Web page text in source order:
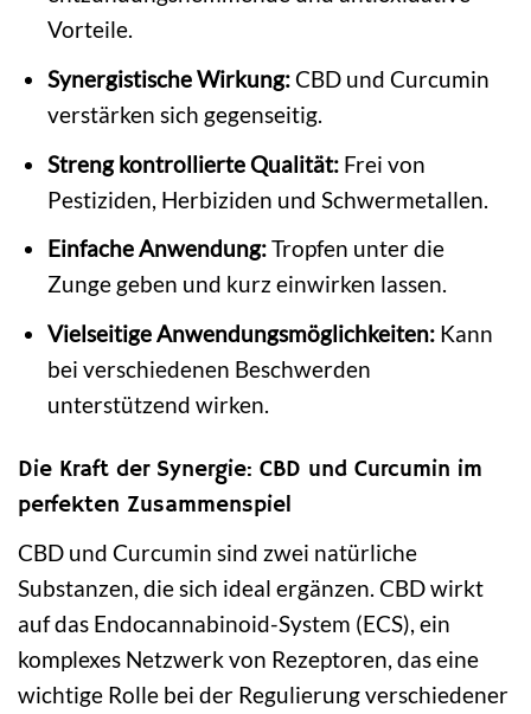
Vorteile.
Synergistische Wirkung:CBD und Curcumin
verstärken sich gegenseitig.
Streng kontrollierte Qualität: Frei von
Pestiziden, Herbiziden und Schwermetallen.
Einfache Anwendung:Tropfen unter die
Zunge geben und kurz einwirken lassen.
Vielseitige Anwendungsmöglichkeiten: Kann
bei verschiedenen Beschwerden
unterstützend wirken.
Die Kraft der Synergie: CBD und Curcumin im
perfekten Zusammenspiel
CBD und Curcumin sind zwei natürliche
Substanzen, die sich ideal ergänzen. CBD wirkt
auf das Endocannabinoid-System (ECS), ein
komplexes Netzwerk von Rezeptoren, das eine
wichtige Rolle bei der Regulierung verschiedener